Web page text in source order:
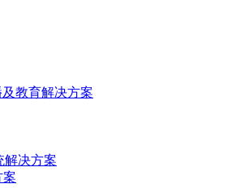
及教育解决方案
解决方案
案